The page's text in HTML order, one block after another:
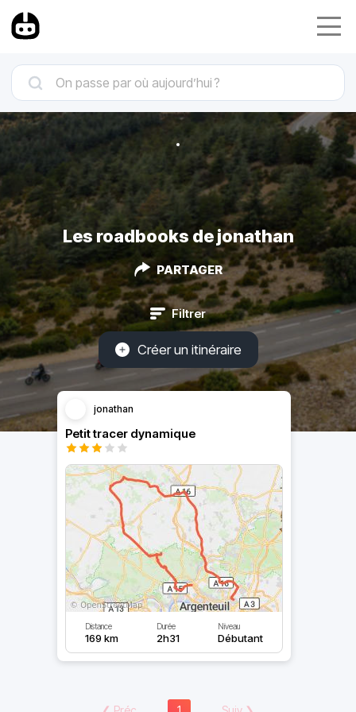
Les roadbooks de jonathan
PARTAGER
Filtrer
Créer un itinéraire
jonathan
Petit tracer dynamique
Distance
169 km
Durée
2h31
Niveau
Débutant